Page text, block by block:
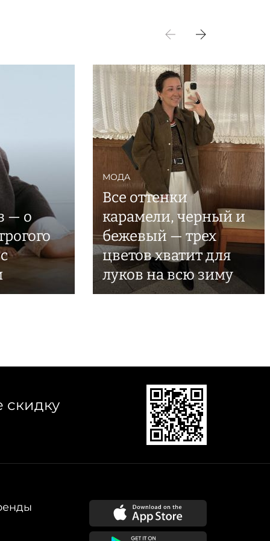
— о
МОДА
Все оттенки
карамели, черный и
бежевый — трех
цветов хватит для
луков на всю зиму
скидку